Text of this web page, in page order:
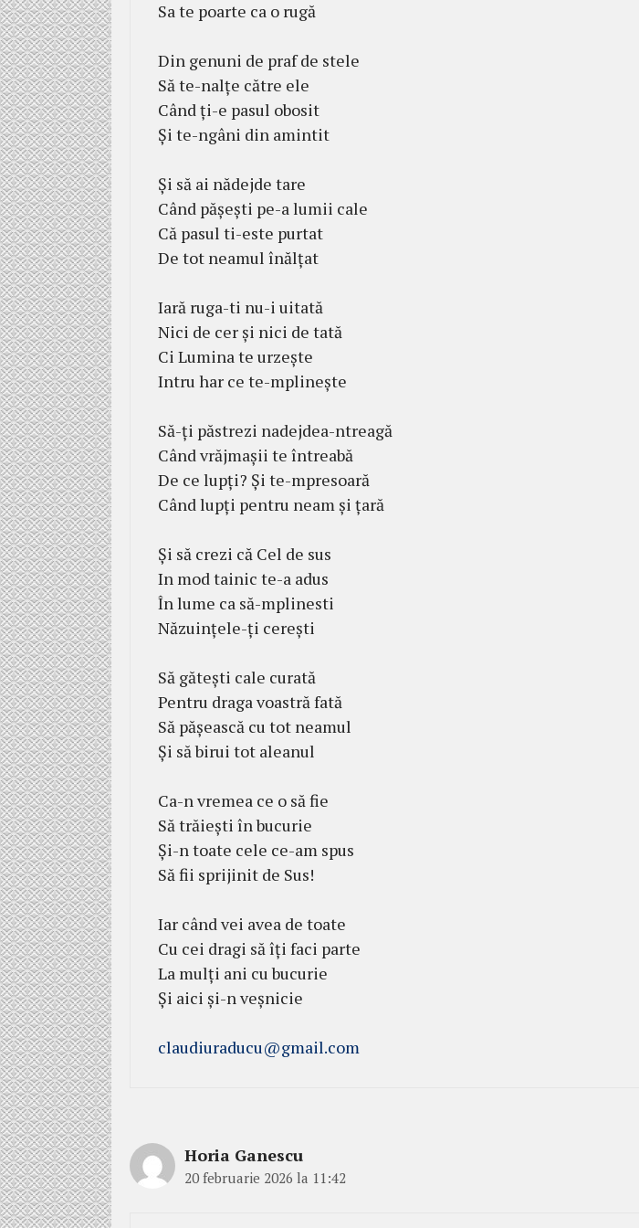
Sa te poarte ca o rugă
Din genuni de praf de stele
Să te-nalțe către ele
Când ți-e pasul obosit
Și te-ngâni din amintit
Și să ai nădejde tare
Când pășești pe-a lumii cale
Că pasul ti-este purtat
De tot neamul înălțat
Iară ruga-ti nu-i uitată
Nici de cer și nici de tată
Ci Lumina te urzește
Intru har ce te-mplinește
Să-ți păstrezi nadejdea-ntreagă
Când vrăjmașii te întreabă
De ce lupți? Și te-mpresoară
Când lupți pentru neam și țară
Și să crezi că Cel de sus
In mod tainic te-a adus
În lume ca să-mplinesti
Năzuințele-ți cerești
Să gătești cale curată
Pentru draga voastră fată
Să pășească cu tot neamul
Și să birui tot aleanul
Ca-n vremea ce o să fie
Să trăiești în bucurie
Și-n toate cele ce-am spus
Să fii sprijinit de Sus!
Iar când vei avea de toate
Cu cei dragi să îți faci parte
La mulți ani cu bucurie
Și aici și-n veșnicie
claudiuraducu@gmail.com
Horia Ganescu
20 februarie 2026 la 11:42